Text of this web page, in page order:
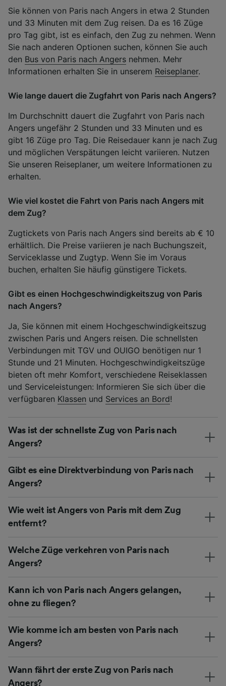
Sie können von Paris nach Angers in etwa 2 Stunden
und 33 Minuten mit dem Zug reisen. Da es 16 Züge
pro Tag gibt, ist es einfach, den Zug zu nehmen. Wenn
Sie nach anderen Optionen suchen, können Sie auch
den Bus von Paris nach Angers nehmen. Mehr
Informationen erhalten Sie in unserem Reiseplaner.
Wie lange dauert die Zugfahrt von Paris nach Angers?
Im Durchschnitt dauert die Zugfahrt von Paris nach
Angers ungefähr 2 Stunden und 33 Minuten und es
gibt 16 Züge pro Tag. Die Reisedauer kann je nach Zug
und möglichen Verspätungen leicht variieren. Nutzen
Sie unseren Reiseplaner, um weitere Informationen zu
erhalten.
Wie viel kostet die Fahrt von Paris nach Angers mit
dem Zug?
Zugtickets von Paris nach Angers sind bereits ab € 10
erhältlich. Die Preise variieren je nach Buchungszeit,
Serviceklasse und Zugtyp. Wenn Sie im Voraus
buchen, erhalten Sie häufig günstigere Tickets.
Gibt es einen Hochgeschwindigkeitszug von Paris
nach Angers?
Ja, Sie können mit einem Hochgeschwindigkeitszug
zwischen Paris und Angers reisen. Die schnellsten
Verbindungen mit TGV und OUIGO benötigen nur 1
Stunde und 21 Minuten. Hochgeschwindigkeitszüge
bieten oft mehr Komfort, verschiedene Reiseklassen
und Serviceleistungen: Informieren Sie sich über die
verfügbaren Klassen und Services an Bord!
Was ist der schnellste Zug von Paris nach
Angers?
Gibt es eine Direktverbindung von Paris nach
Angers?
Wie weit ist Angers von Paris mit dem Zug
entfernt?
Welche Züge verkehren von Paris nach
Angers?
Kann ich von Paris nach Angers gelangen,
ohne zu fliegen?
Wie komme ich am besten von Paris nach
Angers?
Wann fährt der erste Zug von Paris nach
Angers?